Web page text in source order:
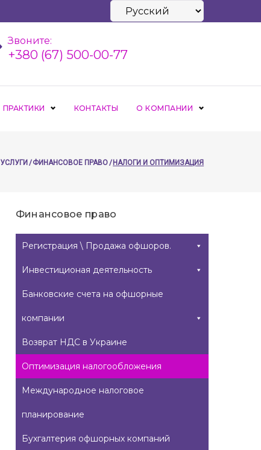
Выбрать
язык
Звоните:
+380 (67) 500-00-77
ПРАКТИКИ КОНТАКТЫ О КОМПАНИИ
УСЛУГИ /ФИНАНСОВОЕ ПРАВО/ НАЛОГИ И ОПТИМИЗАЦИЯ
Финансовое право
Регистрация \ Продажа офшоров.
Инвестиционая деятельность
Банковские счета на офшорные
компании
Возврат НДС в Украине
Оптимизация налогообложения
Международное налоговое
планирование
Бухгалтерия офшорных компаний